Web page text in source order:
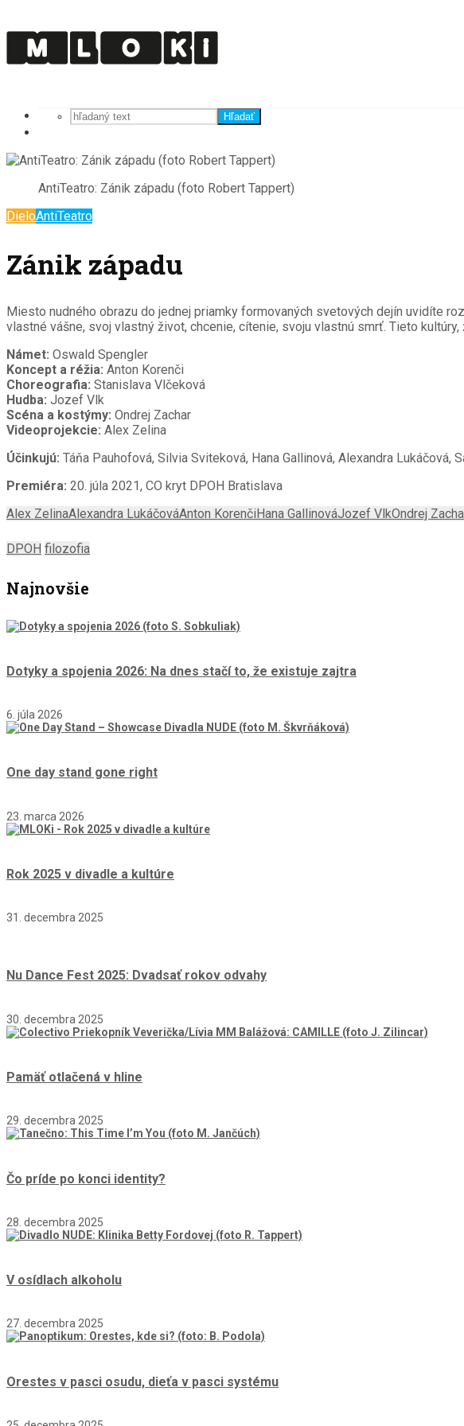
Hľadať
AntiTeatro: Zánik západu (foto Robert Tappert)
DieloAntiTeatro
Zánik západu
Miesto nudného obrazu do jednej priamky formovaných svetových dejín uvidíte
vlastné vášne, svoj vlastný život, chcenie, cítenie, svoju vlastnú smrť. Tieto
Námet: Oswald Spengler
Koncept a réžia: Anton Korenči
Choreografia: Stanislava Vlčeková
Hudba: Jozef Vlk
Scéna a kostýmy: Ondrej Zachar
Videoprojekcie: Alex Zelina
Účinkujú: Táňa Pauhofová, Silvia Sviteková, Hana Gallinová, Alexandra Lukáčová,
Premiéra: 20. júla 2021, CO kryt DPOH Bratislava
Alex ZelinaAlexandra LukáčováAnton Korenči Hana GallinováJozef VlkOndrej
DPOH filozofia
Najnovšie
Dotyky a spojenia 2026: Na dnes stačí to, že existuje zajtra
6. júla 2026
One day stand gone right
23. marca 2026
Rok 2025 v divadle a kultúre
31. decembra 2025
Nu Dance Fest 2025: Dvadsať rokov odvahy
30. decembra 2025
Pamäť otlačená v hline
29. decembra 2025
Čo príde po konci identity?
28. decembra 2025
V osídlach alkoholu
27. decembra 2025
Orestes v pasci osudu, dieťa v pasci systému